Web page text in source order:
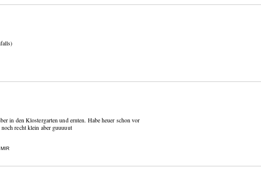
in den Klostergarten und ernten. Habe heuer schon vor
recht klein aber guuuuut